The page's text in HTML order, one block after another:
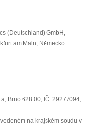
(Deutschland) GmbH,
am Main, Německo
Brno 628 00, IČ: 29277094,
na krajském soudu v